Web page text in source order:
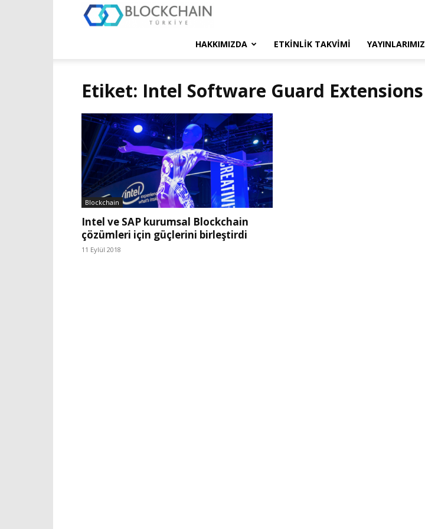
Türkiye
HAKKIMIZDA ETKINLIK TAKVIMI YAYINLARIMIZ
Etiket: Intel Software Guard Extensions
Blockchain
Intel ve SAP kurumsal Blockchain
çözümleri için güçlerini birleştirdi
11 Eylül 2018